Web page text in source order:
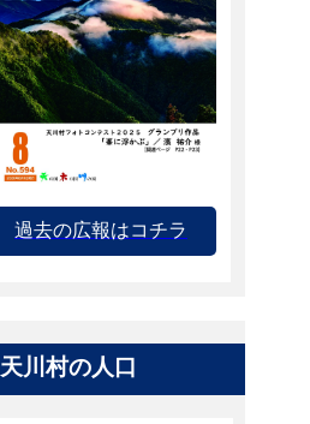
過去の広報はコチラ
天川村の人口